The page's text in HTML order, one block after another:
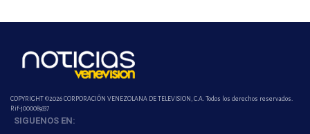
COPYRIGHT ©2026 CORPORACIÓN VENEZOLANA DE TELEVISION, C.A. Todos los derechos reservados.
Rif-j000089337
SIGUENOS EN: